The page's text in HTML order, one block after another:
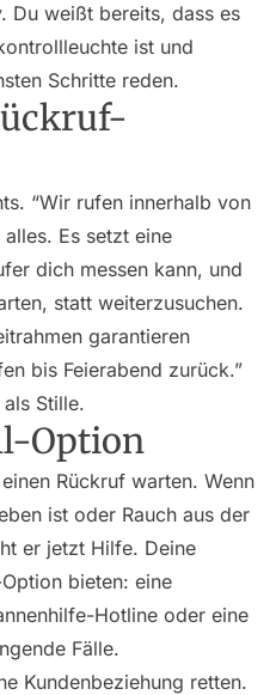
Du weißt bereits, dass es
ist und
Schritte reden.
“Wir rufen innerhalb von
Es setzt eine
dich messen kann, und
statt weiterzusuchen.
garantieren
bis Feierabend zurück.”
Stille.
Option
Rückruf warten. Wenn
ist oder Rauch aus der
er jetzt Hilfe. Deine
bieten: eine
Hotline oder eine
Fälle.
Kundenbeziehung retten.